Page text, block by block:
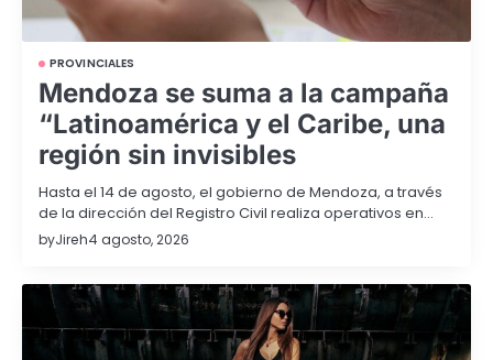
PROVINCIALES
Mendoza se suma a la campaña
“Latinoamérica y el Caribe, una
región sin invisibles
Hasta el 14 de agosto, el gobierno de Mendoza, a través
de la dirección del Registro Civil realiza operativos en…
byJireh4 agosto, 2026